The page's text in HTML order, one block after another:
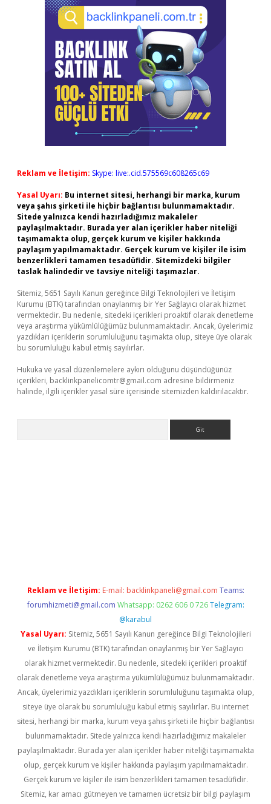
Reklam ve İletişim: Skype: live:.cid.575569c608265c69
Yasal Uyarı: Bu internet sitesi, herhangi bir marka, kurum
veya şahıs şirketi ile hiçbir bağlantısı bulunmamaktadır.
Sitede yalnızca kendi hazırladığımız makaleler
paylaşılmaktadır. Burada yer alan içerikler haber niteliği
taşımamakta olup, gerçek kurum ve kişiler hakkında
paylaşım yapılmamaktadır. Gerçek kurum ve kişiler ile isim
benzerlikleri tamamen tesadüfidir. Sitemizdeki bilgiler
taslak halindedir ve tavsiye niteliği taşımazlar.
Sitemiz, 5651 Sayılı Kanun gereğince Bilgi Teknolojileri ve İletişim
Kurumu (BTK) tarafından onaylanmış bir Yer Sağlayıcı olarak hizmet
vermektedir. Bu nedenle, sitedeki içerikleri proaktif olarak denetleme
veya araştırma yükümlülüğümüz bulunmamaktadır. Ancak, üyelerimiz
yazdıkları içeriklerin sorumluluğunu taşımakta olup, siteye üye olarak
bu sorumluluğu kabul etmiş sayılırlar.
Hukuka ve yasal düzenlemelere aykırı olduğunu düşündüğünüz
içerikleri, backlinkpanelicomtr@gmail.com adresine bildirmeniz
halinde, ilgili içerikler yasal süre içerisinde sitemizden kaldırılacaktır.
Reklam ve İletişim: E-mail: backlinkpaneli@gmail.com Teams:
forumhizmeti@gmail.com Whatsapp: 0262 606 0 726 Telegram:
@karabul
Yasal Uyarı: Sitemiz, 5651 Sayılı Kanun gereğince Bilgi Teknolojileri
ve İletişim Kurumu (BTK) tarafından onaylanmış bir Yer Sağlayıcı
olarak hizmet vermektedir. Bu nedenle, sitedeki içerikleri proaktif
olarak denetleme veya araştırma yükümlülüğümüz bulunmamaktadır.
Ancak, üyelerimiz yazdıkları içeriklerin sorumluluğunu taşımakta olup,
siteye üye olarak bu sorumluluğu kabul etmiş sayılırlar. Bu internet
sitesi, herhangi bir marka, kurum veya şahıs şirketi ile hiçbir bağlantısı
bulunmamaktadır. Sitede yalnızca kendi hazırladığımız makaleler
paylaşılmaktadır. Burada yer alan içerikler haber niteliği taşımamakta
olup, gerçek kurum ve kişiler hakkında paylaşım yapılmamaktadır.
Gerçek kurum ve kişiler ile isim benzerlikleri tamamen tesadüfidir.
Sitemiz, kar amacı gütmeyen ve tamamen ücretsiz bir bilgi paylaşım